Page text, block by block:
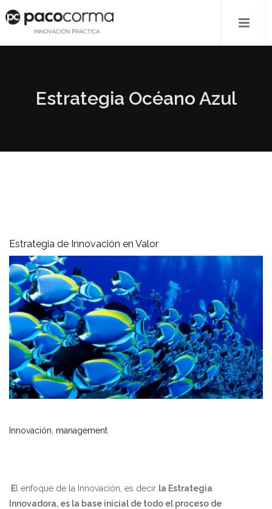
Estrategia Océano Azul
Estrategia de Innovación en Valor
Innovación management
E l enfoque de la Innovación, es decir la Estrategia
Innovadora, es la base inicial de todo el proceso de